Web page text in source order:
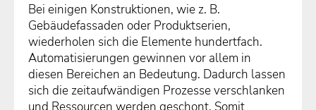
Bei einigen Konstruktionen, wie z. B.
Gebäudefassaden oder Produktserien,
wiederholen sich die Elemente hundertfach.
Automatisierungen gewinnen vor allem in
diesen Bereichen an Bedeutung. Dadurch lassen
sich die zeitaufwändigen Prozesse verschlanken
und Ressourcen werden geschont. Somit